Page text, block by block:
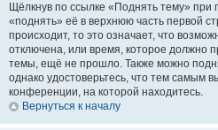
Щёлкнув по ссылке «Поднять тему»
«поднять» её в верхнюю часть первой
происходит, то это означает, что
отключена, или время, которое должно
темы, ещё не прошло. Также можно
однако удостоверьтесь, что тем самым
конференции, на которой находитесь.
Вернуться к началу